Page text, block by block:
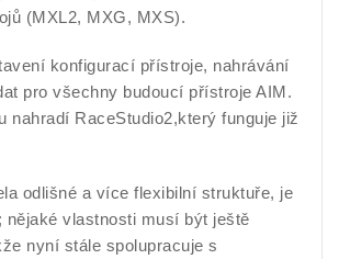
(MXL2, MXG, MXS).
konfigurací přístroje, nahrávání
pro všechny budoucí přístroje AIM.
nahradí RaceStudio2,který funguje již
odlišné a více flexibilní struktuře, je
nějaké vlastnosti musí být ještě
nyní stále spolupracuje s